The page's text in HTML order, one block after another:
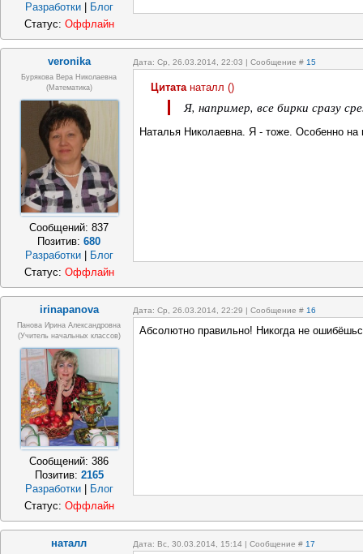
Разработки
Блог
Статус: Оффлайн
veronika Дата: Ср, 26.03.2014, 22:03 | Сообщение # 15
Бурякова Вера Николаевна
(математика)
Сообщений:837
Позитив:680
Разработки
Блог
Цитата наталл ()
Я, например, все бирки сразу
Наталья Николаевна. Я - тоже. Особенно на
Статус: Оффлайн
irinapanova Дата: Ср, 26.03.2014, 22:29 | Сообщение # 16
Панова Ирина Александровна
(учитель начальных классов)
Сообщений:386
Позитив: 2165
Разработки
Блог
Абсолютно правильно! Никогда не
Статус: Оффлайн
наталл Дата: Вс, 30.03.2014, 15:14 | Сообщение # 17